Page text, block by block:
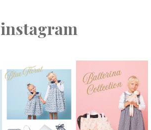
instagram